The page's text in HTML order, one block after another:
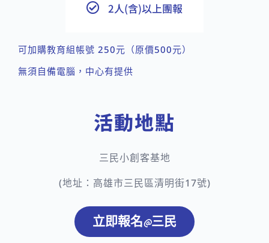
2人(含)以上團報
可加購教育組帳號 250元（原價500元）
無須自備電腦，中心有提供
活動地點
三民小創客基地
(地址：​高雄市三民區清明街17號)
立即報名@三民